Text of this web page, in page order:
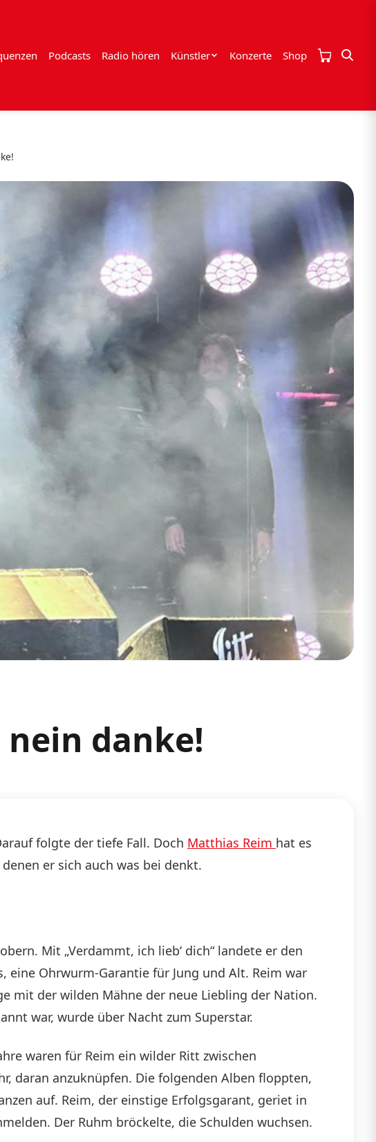
Podcasts Radio hören Künstler Konzerte Shop
danke!
folgte der tiefe Fall. Doch Matthias Reim hat es
er sich auch was bei denkt.
Mit „Verdammt, ich lieb‘ dich“ landete er den
Ohrwurm-Garantie für Jung und Alt. Reim war
mit der wilden Mähne der neue Liebling der Nation.
war, wurde über Nacht zum Superstar.
waren für Reim ein wilder Ritt zwischen
daran anzuknüpfen. Die folgenden Alben floppten,
auf. Reim, der einstige Erfolgsgarant, geriet in
Der Ruhm bröckelte, die Schulden wuchsen.